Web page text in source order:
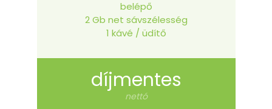
belépő
2 Gb net sávszélesség
1 kávé / üdítő
díjmentes
nettó